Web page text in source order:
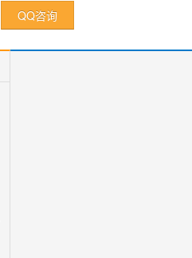
QQ咨询